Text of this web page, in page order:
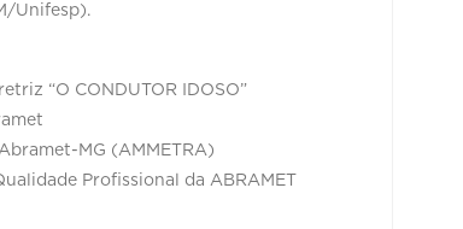
Unifesp).
“O CONDUTOR IDOSO”
MG (AMMETRA)
Profissional da ABRAMET